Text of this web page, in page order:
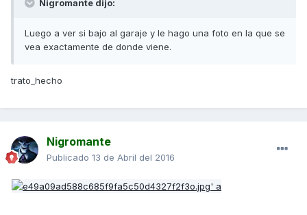
Nigromante dijo:
Luego a ver si bajo al garaje y le hago una foto en la que se
vea exactamente de donde viene.
trato_hecho
Nigromante
Publicado 13 de Abril del 2016